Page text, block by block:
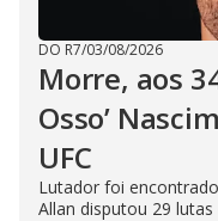
DO R7/03/08/2026
Morre, aos
Osso’
UFC
Lutador foi
Allan disputou 29